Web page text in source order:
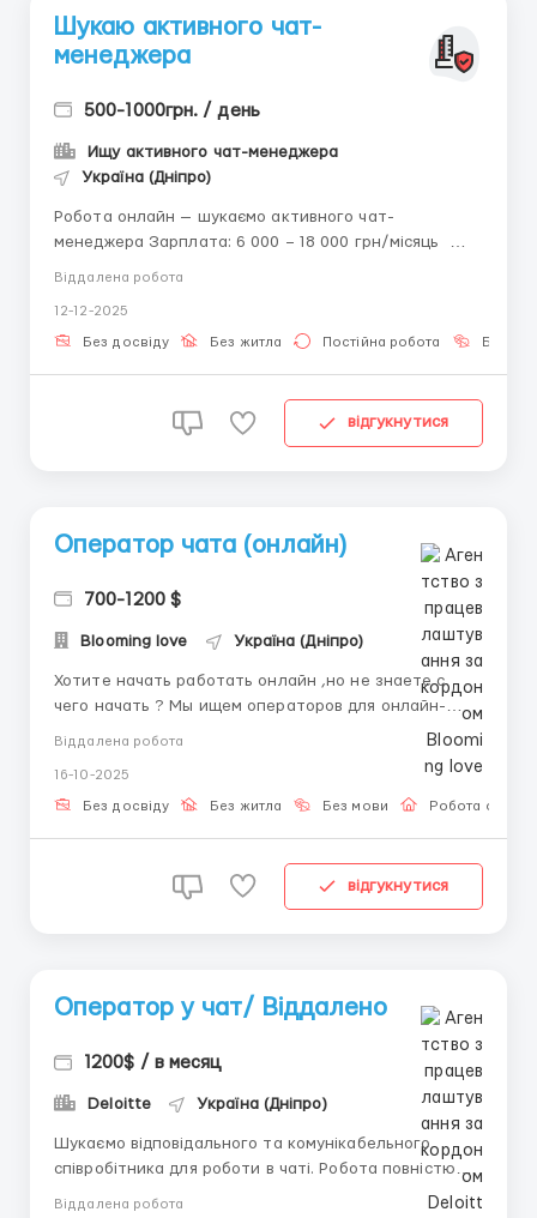
Шукаю активного чат-
менеджера
500-1000грн. / день
Ищу активного чат-менеджера
Україна (Дніпро)
Робота онлайн — шукаємо активного чат-
менеджера Зарплата: 6 000 – 18 000 грн/місяць
впевненість • Вміння швидко знаходити рішення у
будь-якій ситуації • Комунікабельні...
Віддалена робота
12-12-2025
Без досвіду Без житла Постійна робота Без
відгукнутися
Оператор чата (онлайн)
700-1200 $
Blooming love Україна (Дніпро)
Хотите начать работать онлайн ,но не знаете с
чего начать ? Мы ищем операторов для онлайн-
Написание писем. Что мы предлагаем: Гибкий
график 6/1 ...
Віддалена робота
16-10-2025
Без досвіду Без житла Без мови Робота онлайн
відгукнутися
Оператор у чат/ Віддалено
1200$ / в месяц
Deloitte Україна (Дніпро)
Шукаємо відповідального та комунікабельного
співробітника для роботи в чаті. Робота повністю
дистанційна — ідеально підходить для тих, хто хоче
Віддалена робота